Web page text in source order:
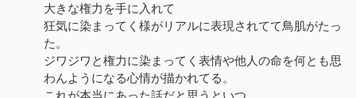
大きな権力を手に入れて
狂気に染まってく様がリアルに表現されてて鳥肌がたっ
た。
ジワジワと権力に染まってく表情や他人の命を何とも思
わんようになる心情が描かれてる。
これが本当にあった話だと思うといつ…